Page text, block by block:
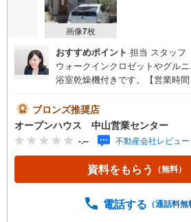
画像7枚
おすすめポイント 担当 スタッフ
ウォークインクロゼットやグル
浴室乾燥機付きです。【営業時
お気軽にご連絡ください！現地を
内・現地を見学する（無料）」ボ
ご記入いただけますとスムーズ
地のご案内について・平日や夜遅
能 ※定休日を除く・経験豊富な
にご説明いたします。・車でご
います。◎個別FP相談会 無料
ブロンズ推奨店
オープンハウス 中山営業センター
-.-- 不動産会社レビュ
資料をもらう （無料）
電話する （通話料無